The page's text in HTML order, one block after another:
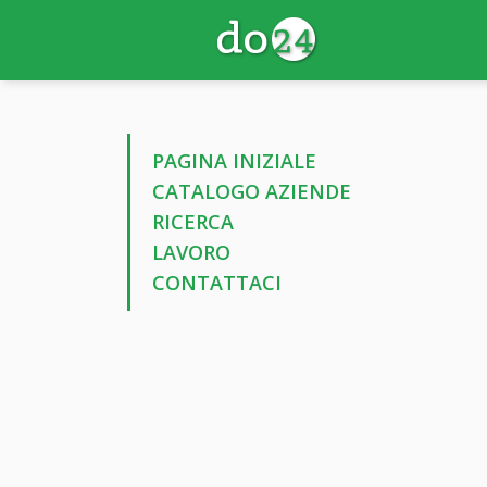
PAGINA INIZIALE
CATALOGO AZIENDE
RICERCA
LAVORO
CONTATTACI